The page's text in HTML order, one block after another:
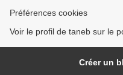
Préférences cookies
Voir le profil de taneb sur le
Créer un